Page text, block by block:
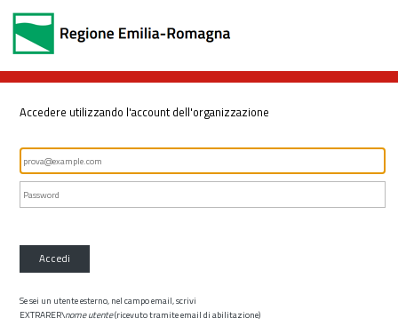
Accedere utilizzando l'account dell'organizzazione
Accedi
Se sei un utente esterno, nel campo email, scrivi
EXTRARER\nome utente(ricevuto tramite email di abilitazione)